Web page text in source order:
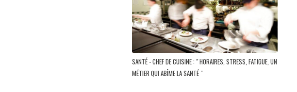
SANTÉ - CHEF DE CUISINE : " HORAIRES, STRESS, FATIGUE, UN
MÉTIER QUI ABÎME LA SANTÉ "